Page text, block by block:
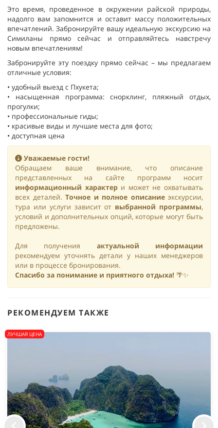
Это время, проведенное в окружении райской природы,
надолго вам запомнится и оставит массу положительных
впечатлений. Забронируйте вашу идеальную экскурсию на
Симиланы прямо сейчас и отправляйтесь навстречу
новым впечатлениям!
Забронируйте эту поездку прямо сейчас – мы предлагаем
отличные условия:
• удобный выезд с Пхукета;
• насыщенная программа: снорклинг, пляжный отдых,
прогулки;
• профессиональные гиды;
• красивые виды и лучшие места для фото;
• доступная цена
Уважаемые гости!
Обращаем ваше внимание, что описание
представленных на сайте программ носит
информационный характери может не охватывать
всех деталей. Точное и полное описаниеэкскурсии,
тура или услуги зависит от выбранной программы,
условий и дополнительных опций, которые могут быть
предложены.
Для получения актуальной информации
рекомендуем уточнять детали у наших менеджеров
или в процессе бронирования.
Спасибо за понимание и приятного отдыха! 🌴✨
РЕКОМЕНДУЕМ ТАКЖЕ
ЛУЧШАЯ ЦЕНА